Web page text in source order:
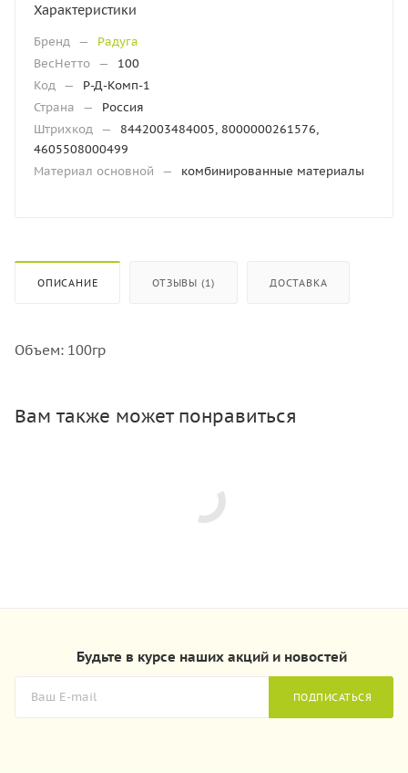
Характеристики
Бренд —
Радуга
ВесНетто —
100
Код —
Р-Д-Комп-1
Страна
—
Россия
Штрихкод —
8442003484005, 8000000261576,
4605508000499
Материал основной
— комбинированные материалы
ОПИСАНИЕ ОТЗЫВЫ (1) ДОСТАВКА
Объем: 100гр
Вам также может понравиться
Будьте в курсе наших акций и новостей
ПОДПИСАТЬСЯ